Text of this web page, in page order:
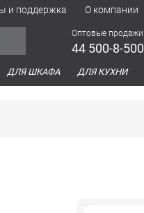
и поддержка О компании
Оптовые продажи
44 500-8-500
ДЛЯ ШКАФА ДЛЯ КУХНИ